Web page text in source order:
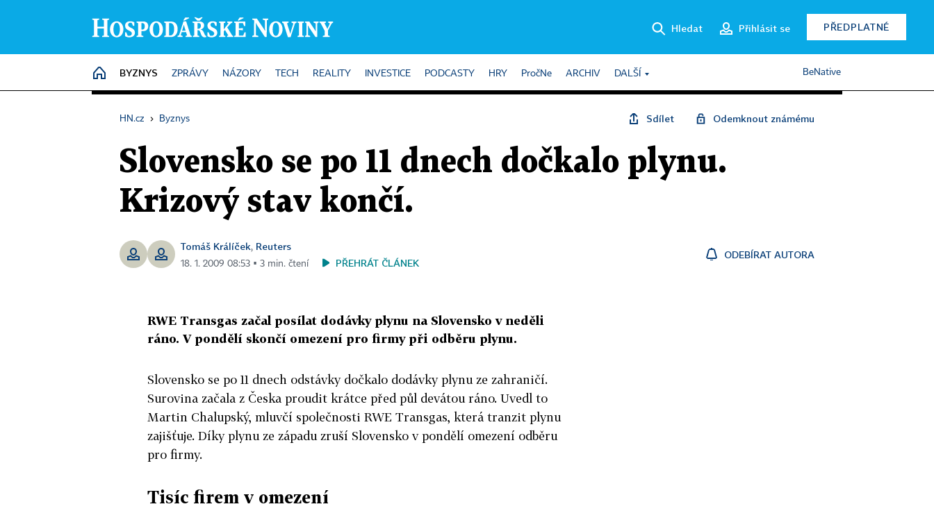
Hledat Přihlásit se PŘEDPLATNÉ
HOME
BYZNYS ZPRÁVY NÁZORY TECH REALITY INVESTICE PODCASTY HRY PročNe ARCHIV DALŠÍ BeNative
HN.cz › Byznys Sdílet Odemknout známému
Slovensko se po 11 dnech dočkalo plynu.
Krizový stav končí.
Tomáš Králíček, Reuters
18. 1. 2009 08:53 ▪ 3 min. čtení PŘEHRÁT ČLÁNEK
ODEBÍRAT AUTORA
RWE Transgas začal posílat dodávky plynu na Slovensko v neděli
ráno. V pondělí skončí omezení pro firmy při odběru plynu.
Slovensko se po 11 dnech odstávky dočkalo dodávky plynu ze zahraničí.
Surovina začala z Česka proudit krátce před půl devátou ráno. Uvedl to
Martin Chalupský, mluvčí společnosti RWE Transgas, která tranzit plynu
zajišťuje. Díky plynu ze západu zruší Slovensko v pondělí omezení odběru
pro firmy.
Tisíc firem v omezení